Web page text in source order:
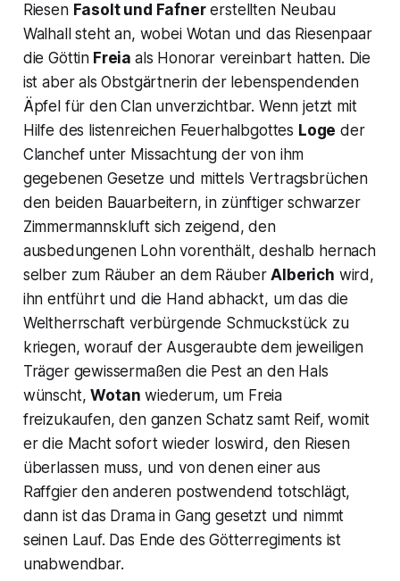
Riesen Fasolt und Fafnererstellten Neubau
Walhall steht an, wobei Wotan und das Riesenpaar
die Göttin Freia als Honorar vereinbart hatten. Die
ist aber als Obstgärtnerin der lebenspendenden
Äpfel für den Clan unverzichtbar. Wenn jetzt mit
Hilfe des listenreichen Feuerhalbgottes Loge der
Clanchef unter Missachtung der von ihm
gegebenen Gesetze und mittels Vertragsbrüchen
den beiden Bauarbeitern, in zünftiger schwarzer
Zimmermannskluft sich zeigend, den
ausbedungenen Lohn vorenthält, deshalb hernach
selber zum Räuber an dem RäuberAlberich wird,
ihn entführt und die Hand abhackt, um das die
Weltherrschaft verbürgende Schmuckstück zu
kriegen, worauf der Ausgeraubte dem jeweiligen
Träger gewissermaßen die Pest an den Hals
wünscht,Wotan wiederum, um Freia
freizukaufen, den ganzen Schatz samt Reif, womit
er die Macht sofort wieder loswird, den Riesen
überlassen muss, und von denen einer aus
Raffgier den anderen postwendend totschlägt,
dann ist das Drama in Gang gesetzt und nimmt
seinen Lauf. Das Ende des Götterregiments ist
unabwendbar.